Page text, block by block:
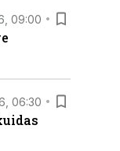
09:00
06:30